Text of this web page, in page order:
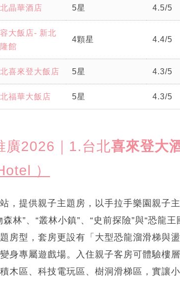
晶華酒店 5星 4.5/5
大飯店- 新北
館
4顆星 4.4/5
喜來登大飯店 5星 4.3/5
福華大飯店 5星 4.3/5
廣2026｜1.台北喜來登大
）
，提供親子主題房，以手拉手樂園親子
林”、“叢林小鎮”、“史前探險”與“恐龍
房型，套房更設有「大型恐龍溜滑梯與
身專屬遊戲場。入住親子客房可體驗樓
木區、科技電玩區、樹洞滑梯區，實讓